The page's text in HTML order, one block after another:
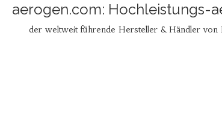
aerogen.com:
der weltweit führende Hersteller & Händler